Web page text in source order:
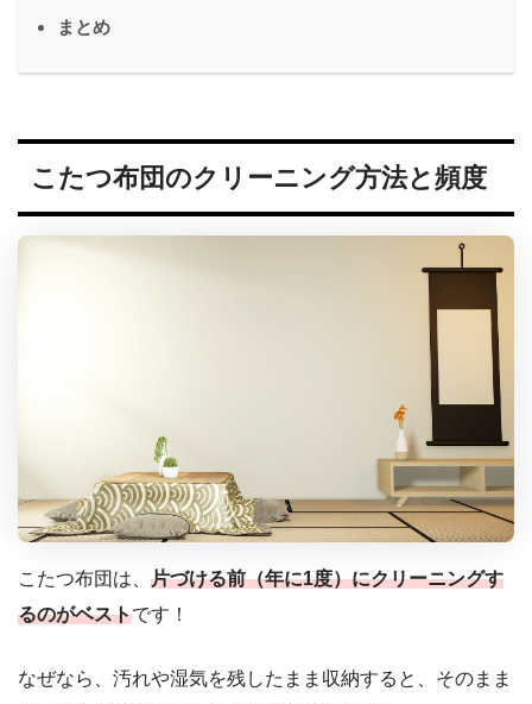
まとめ
こたつ布団のクリーニング方法と頻度
こたつ布団は、 片づける前（年に1度）にクリーニングす
るのがベストです！
なぜなら、汚れや湿気を残したまま収納すると、そのまま